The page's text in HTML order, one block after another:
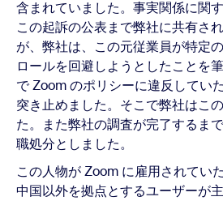
含まれていました。事実関係に関
この起訴の公表まで弊社に共有さ
が、弊社は、この元従業員が特定
ロールを回避しようとしたことを
で Zoom のポリシーに違反してい
突き止めました。そこで弊社はこ
た。また弊社の調査が完了するま
職処分としました。
この人物が Zoom に雇用されてい
中国以外を拠点とするユーザーが